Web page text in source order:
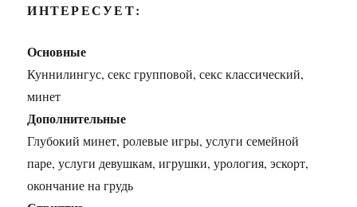
ИНТЕРЕСУЕТ:
Основные
Куннилингус, секс групповой, секс классический,
минет
Дополнительные
Глубокий минет, ролевые игры, услуги семейной
паре, услуги девушкам, игрушки, урология, эскорт,
окончание на грудь